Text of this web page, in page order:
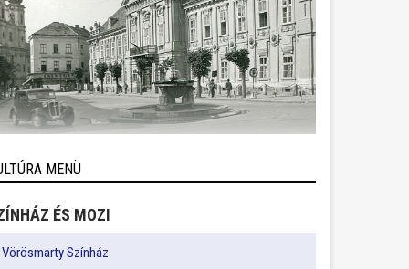
MENÜ
ÉS MOZI
Vörösmarty Színház